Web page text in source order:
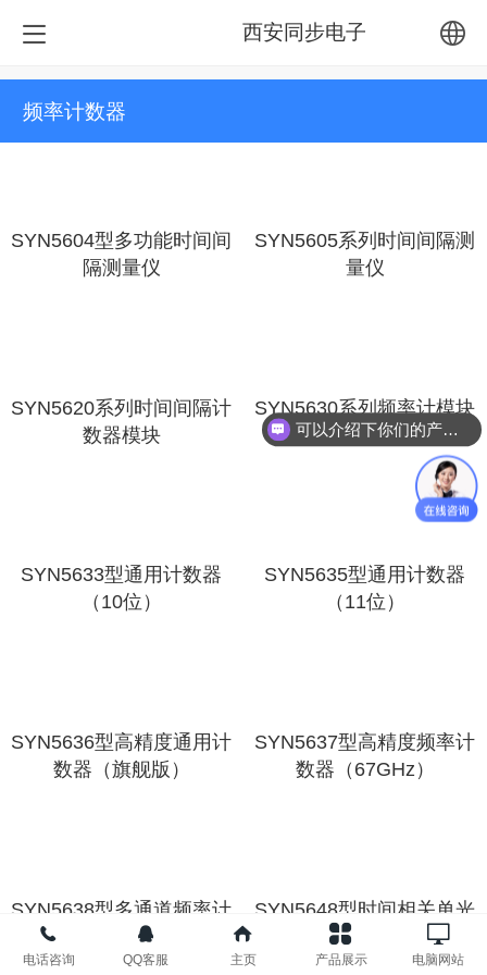
西安同步电子
频率计数器
SYN5604型多功能时间间
隔测量仪
SYN5605系列时间间隔测
量仪
SYN5620系列时间间隔计
数器模块
SYN5630系列频率计模块
SYN5633型通用计数器
（10位）
SYN5635型通用计数器
（11位）
SYN5636型高精度通用计
数器（旗舰版）
SYN5637型高精度频率计
数器（67GHz）
SYN5638型多通道频率计
数器（32路）
SYN5648型时间相关单光
子计数器（TCSPC）
电话咨询 QQ客服 主页 产品展示 电脑网站
可以介绍下你们的产品么？